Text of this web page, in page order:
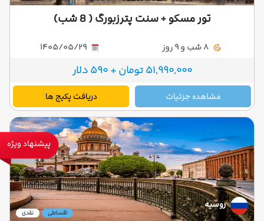
تور مسکو + سنت پترزبورگ ( 8 شب)
51,990,000 تومان + 590 دلار
مشاهده جزئیات دریافت پکیج ها
پیشنهاد ویژه
روسیه
نقدی اقساطی